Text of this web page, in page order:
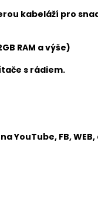
kabeláží pro
RAM a výše)
s rádiem.
YouTube, FB, WEB,